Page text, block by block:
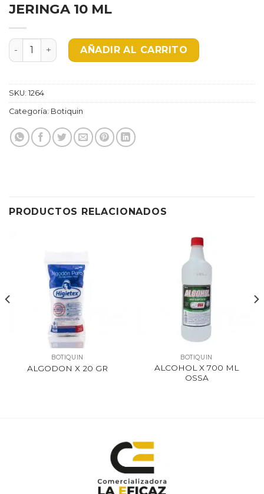
JERINGA 10 ML
JERINGA 10 ML cantidadAÑADIR AL CARRITO
SKU: 1264
Categoría: Botiquin
PRODUCTOS RELACIONADOS
BOTIQUIN
ALGODON X 20 GR
BOTIQUIN
ALCOHOL X 700 ML
OSSA